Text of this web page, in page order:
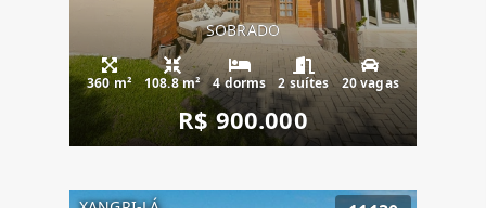
SOBRADO
360 m² 108.8 m² 4 dorms 2 suítes 20 vagas
R$ 900.000